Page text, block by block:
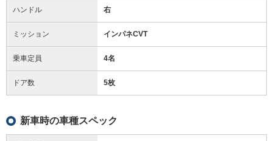
ハンドル 右
ミッション インパネCVT
乗車定員 4名
ドア数 5枚
新車時の車種スペック